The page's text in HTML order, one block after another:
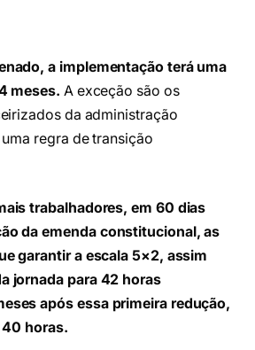
a implementação terá uma
meses. A exceção são os
da administração
regra de transição
trabalhadores, em 60 dias
da emenda constitucional, as
garantir a escala 5×2, assim
jornada para 42 horas
após essa primeira redução,
40 horas.